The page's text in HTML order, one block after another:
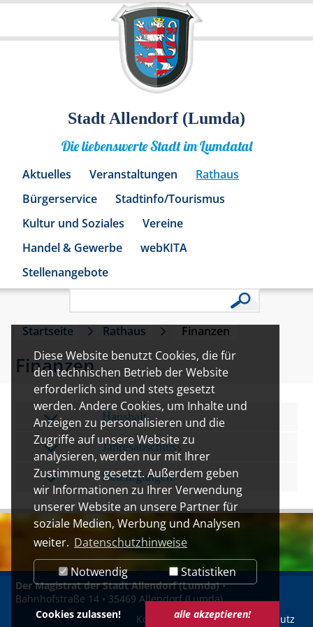
Diese Website benutzt Cookies, die für
den technischen Betrieb der Website
erforderlich sind und stets gesetzt
werden. Andere Cookies, um Inhalte und
Anzeigen zu personalisieren und die
Zugriffe auf unsere Website zu
analysieren, werden nur mit Ihrer
Zustimmung gesetzt. Außerdem geben
wir Informationen zu Ihrer Verwendung
unserer Website an unsere Partner für
soziale Medien, Werbung und Analysen
weiter. Datenschutzhinweise
Notwendig
Statistiken
Cookies zulassen! alle akzeptieren!
Stadt Allendorf (Lumda)
Die liebenswerte Stadt im Lumdatal
Aktuelles Veranstaltungen
Rathaus
Bürgerservice
Stadtinfo/Tourismus
Kultur und Soziales
Vereine
Handel & Gewerbe
webKITA
Stellenangebote
Startseite Rathaus Finanzen
Finanzen
Haushalt
Jahresabschluss
Beteiligungen
Der Magistrat der Stadt Allendorf (Lumda)•
Bahnhofstraße 14 • 35469 Allendorf (Lumda)
Kontakt
Impressum Datenschutz